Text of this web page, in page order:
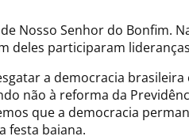
Nosso Senhor do Bonfim.
deles participaram
a democracia
não à reforma da
que a democracia
festa baiana.